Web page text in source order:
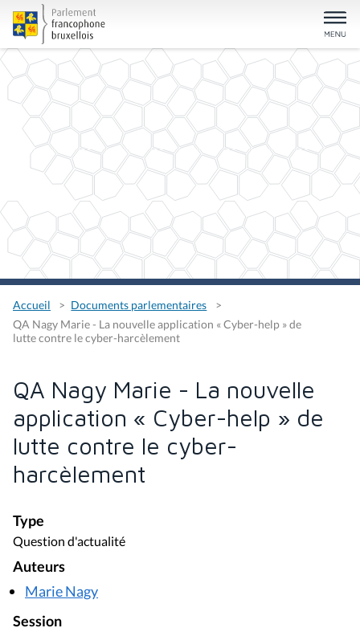
Accueil
Documents parlementaires
QA Nagy Marie - La nouvelle application « Cyber-help » de
lutte contre le cyber-harcèlement
QA Nagy Marie - La nouvelle
application « Cyber-help » de
lutte contre le cyber-
harcèlement
Type
Question d'actualité
Auteurs
Marie Nagy
Session